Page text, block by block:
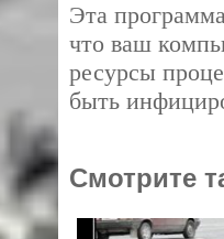
Эта
что ваш
ресурсы
быть
Смотрите